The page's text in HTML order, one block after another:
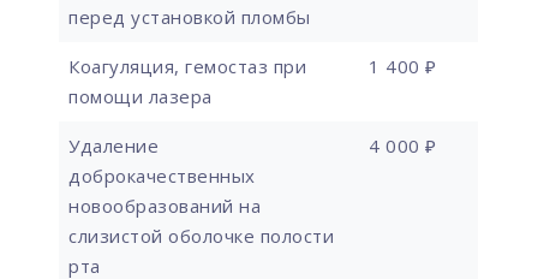
перед установкой пломбы
Коагуляция, гемостаз при
помощи лазера
1 400 ₽
Удаление
доброкачественных
новообразований на
слизистой оболочке полости
рта
4 000 ₽